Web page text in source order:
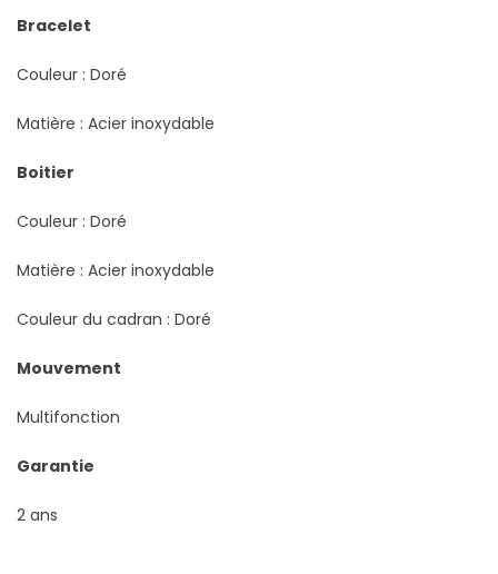
Bracelet
Couleur : Doré
Matière : Acier inoxydable
Boitier
Couleur : Doré
Matière : Acier inoxydable
Couleur du cadran : Doré
Mouvement
Multifonction
Garantie
2 ans